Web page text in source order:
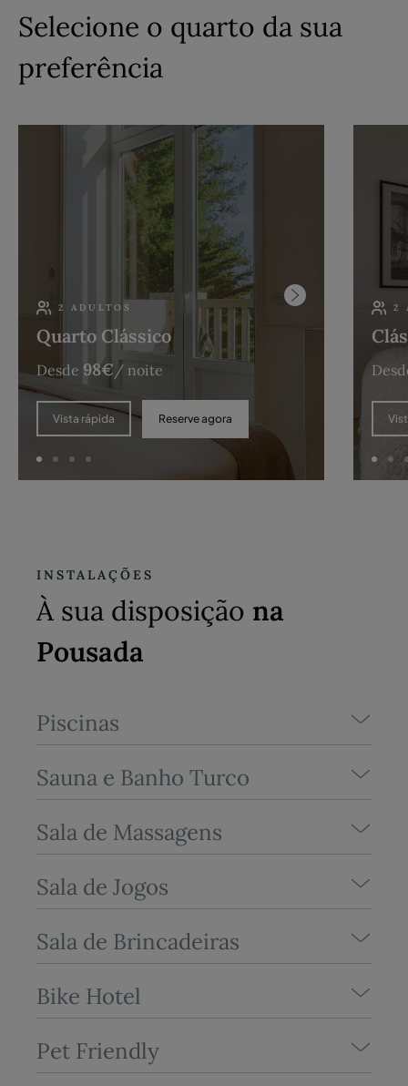
Selecione o quarto da sua
preferência
2 ADULTOS
Quarto Clássico
Desde 98€ / noite
Vista rápida Reserve agora
2
INSTALAÇÕES
À sua disposição na
Pousada
Piscinas
Sauna e Banho Turco
Sala de Massagens
Sala de Jogos
Sala de Brincadeiras
Bike Hotel
Pet Friendly